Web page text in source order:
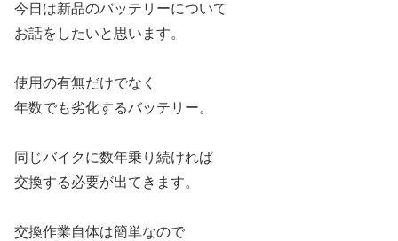
今日は新品のバッテリーについて
お話をしたいと思います。
使用の有無だけでなく
年数でも劣化するバッテリー。
同じバイクに数年乗り続ければ
交換する必要が出てきます。
交換作業自体は簡単なので